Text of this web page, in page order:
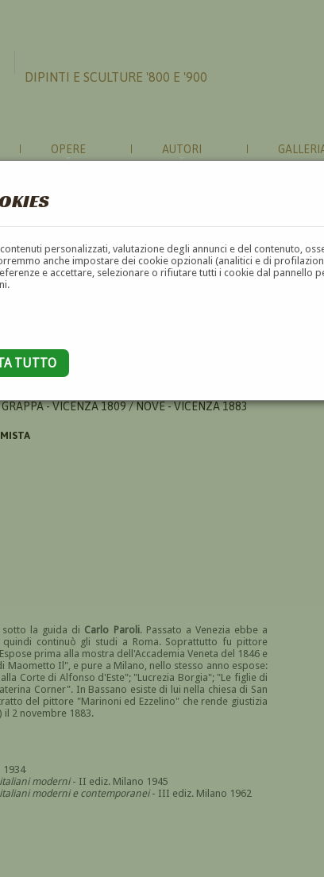
personalizzati, valutazione degli annunci e del contenuto,
anche impostare dei cookie opzionali (analitici e di
e accettare, selezionare o rifiutare tutti i cookie dal pannello
TUTTO
DIPINTI E SCULTURE '800 E '900
OPERE AUTORI
GRAPPA - VICENZA 1809 / NOVE - VICENZA 1883
la guida di Carlo Paroli. Passato a Venezia ebbe a
quindi continuò gli studi a Roma. Soprattutto fu pittore
prima alla mostra dell'Accademia Veneta del 1846 e
Il", e pure a Milano, nello stesso anno espose:
Corte di Alfonso d'Este"; "Lucrezia Borgia"; "Le figlie di
Corner". In Bassano esiste di lui nella chiesa di San
del pittore "Marinoni ed Ezzelino" che rende giustizia
il 2 novembre 1883.
moderni- II ediz. Milano 1945
moderni e contemporanei- III ediz. Milano 1962